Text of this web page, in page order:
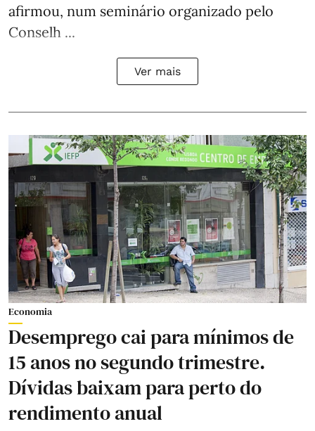
afirmou, num seminário organizado pelo
Conselh ...
Ver mais
Economia
Desemprego cai para mínimos de
15 anos no segundo trimestre.
Dívidas baixam para perto do
rendimento anual